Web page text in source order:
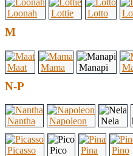
Loonah Lottie Lotto
M
Maat Mama Manapi
N-P
Nantha Napoleon Nela
Picasso Pico Pina Pino